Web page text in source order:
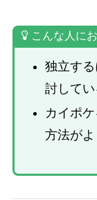
こんな人に
独立す
討してい
カイポ
方法が